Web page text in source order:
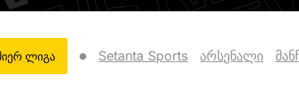
ლიგა Setanta Sports არსენალი